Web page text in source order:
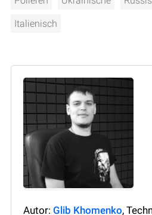
Italienisch
Autor: Glib Khomenko,